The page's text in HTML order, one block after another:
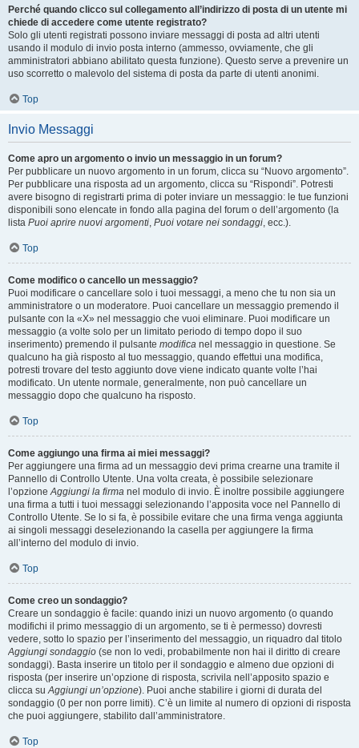
Perché quando clicco sul collegamento all’indirizzo di posta di un utente mi
chiede di accedere come utente registrato?
Solo gli utenti registrati possono inviare messaggi di posta ad altri utenti
usando il modulo di invio posta interno (ammesso, ovviamente, che gli
amministratori abbiano abilitato questa funzione). Questo serve a prevenire un
uso scorretto o malevolo del sistema di posta da parte di utenti anonimi.
Top
Invio Messaggi
Come apro un argomento o invio un messaggio in un forum?
Per pubblicare un nuovo argomento in un forum, clicca su “Nuovo argomento”.
Per pubblicare una risposta ad un argomento, clicca su “Rispondi”. Potresti
avere bisogno di registrarti prima di poter inviare un messaggio: le tue funzioni
disponibili sono elencate in fondo alla pagina del forum o dell’argomento (la
lista Puoi aprire nuovi argomenti, Puoi votare nei sondaggi, ecc.).
Top
Come modifico o cancello un messaggio?
Puoi modificare o cancellare solo i tuoi messaggi, a meno che tu non sia un
amministratore o un moderatore. Puoi cancellare un messaggio premendo il
pulsante con la «X» nel messaggio che vuoi eliminare. Puoi modificare un
messaggio (a volte solo per un limitato periodo di tempo dopo il suo
inserimento) premendo il pulsante modifica nel messaggio in questione. Se
qualcuno ha già risposto al tuo messaggio, quando effettui una modifica,
potresti trovare del testo aggiunto dove viene indicato quante volte l’hai
modificato. Un utente normale, generalmente, non può cancellare un
messaggio dopo che qualcuno ha risposto.
Top
Come aggiungo una firma ai miei messaggi?
Per aggiungere una firma ad un messaggio devi prima crearne una tramite il
Pannello di Controllo Utente. Una volta creata, è possibile selezionare
l’opzioneAggiungi la firma nel modulo di invio. È inoltre possibile aggiungere
una firma a tutti i tuoi messaggi selezionando l’apposita voce nel Pannello di
Controllo Utente. Se lo si fa, è possibile evitare che una firma venga aggiunta
ai singoli messaggi deselezionando la casella per aggiungere la firma
all’interno del modulo di invio.
Top
Come creo un sondaggio?
Creare un sondaggio è facile: quando inizi un nuovo argomento (o quando
modifichi il primo messaggio di un argomento, se ti è permesso) dovresti
vedere, sotto lo spazio per l’inserimento del messaggio, un riquadro dal titolo
Aggiungi sondaggio (se non lo vedi, probabilmente non hai il diritto di creare
sondaggi). Basta inserire un titolo per il sondaggio e almeno due opzioni di
risposta (per inserire un’opzione di risposta, scrivila nell’apposito spazio e
clicca suAggiungi un’opzione). Puoi anche stabilire i giorni di durata del
sondaggio (0 per non porre limiti). C’è un limite al numero di opzioni di risposta
che puoi aggiungere, stabilito dall’amministratore.
Top